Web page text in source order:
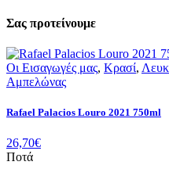
Σας προτείνουμε
Οι Εισαγωγές μας, Κρασί,
Αμπελώνας
Rafael Palacios Louro 2021 750ml
26,70€
Ποτά